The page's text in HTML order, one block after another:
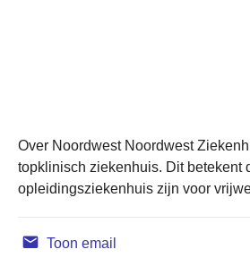
Over Noordwest Noordwest
topklinisch ziekenhuis. Dit betekent
opleidingsziekenhuis zijn voor
Toon email